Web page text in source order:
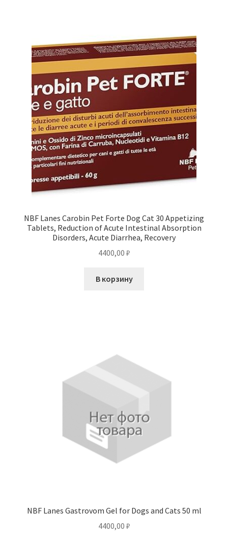
NBF Lanes Carobin Pet Forte Dog Cat 30 Appetizing
Tablets, Reduction of Acute Intestinal Absorption
Disorders, Acute Diarrhea, Recovery
4400,00 ₽
В корзину
NBF Lanes Gastrovom Gel for Dogs and Cats 50 ml
4400,00 ₽